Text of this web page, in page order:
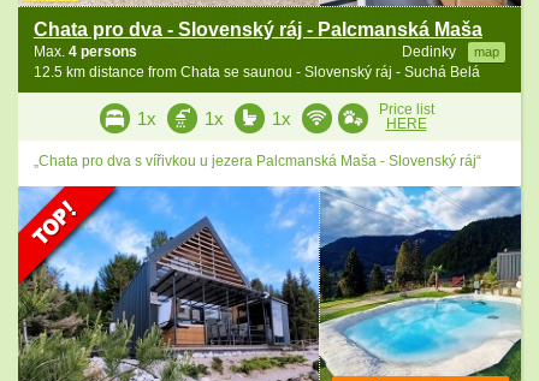
Chata pro dva - Slovenský ráj - Palcmanská Maša
Dedinky map
Max. 4 persons
12.5 km distance from Chata se saunou - Slovenský ráj - Suchá Belá
1x 1x 1x
Price list
HERE
„Chata pro dva s vířivkou u jezera Palcmanská Maša - Slovenský ráj“